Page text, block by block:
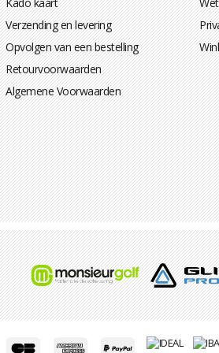
Kado kaart
Verzending en levering
Opvolgen van een bestelling
Retourvoorwaarden
Algemene Voorwaarden